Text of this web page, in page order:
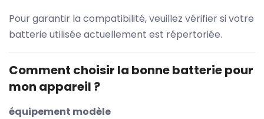
Pour garantir la compatibilité, veuillez vérifier si votre
batterie utilisée actuellement est répertoriée.
Comment choisir la bonne batterie pour
mon appareil ?
équipement modèle